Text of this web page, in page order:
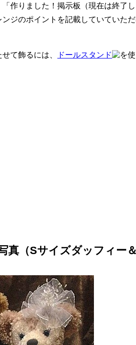
作りました！掲示板（現在は終了
ジのポイントを記載していていた
て飾るには、 ドールスタンド を
真（Sサイズダッフィー